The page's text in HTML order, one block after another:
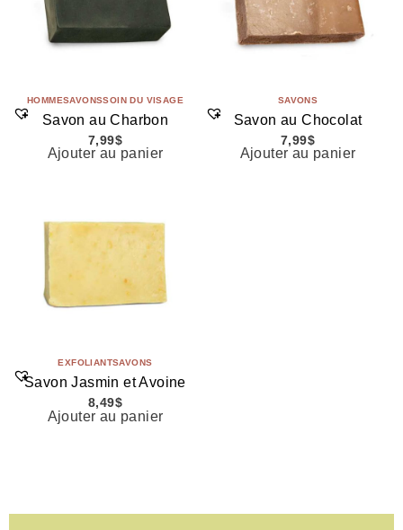
HOMMESAVONSSOIN DU VISAGE
Savon au Charbon
7,99$
Ajouter au panier
SAVONS
Savon au Chocolat
7,99$
Ajouter au panier
EXFOLIANTSAVONS
Savon Jasmin et Avoine
8,49$
Ajouter au panier